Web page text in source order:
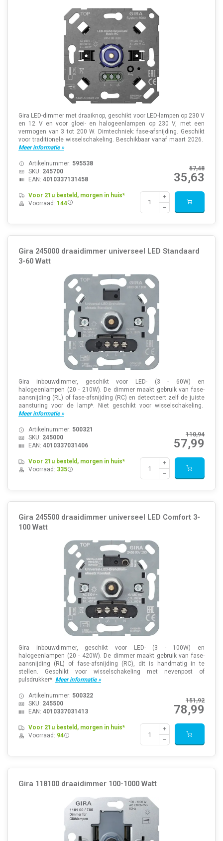
Gira LED-dimmer met draaiknop, geschikt voor LED-lampen op 230 V
en 12 V en voor gloei- en halogeenlampen op 230 V, met een
vermogen van 3 tot 200 W. Dimtechniek: fase-afsnijding. Geschikt
voor traditionele wisselschakeling. Beschikbaar vanaf maart 2026.
Meer informatie »
57,48
35,63
Artikelnummer: 595538
SKU: 245700
EAN: 4010337131458
Voor 21u besteld, morgen in huis*
Voorraad: 144
Gira 245000 draaidimmer universeel LED Standaard
3-60 Watt
Gira inbouwdimmer, geschikt voor LED- (3 - 60W) en
halogeenlampen (20 - 210W). De dimmer maakt gebruik van fase-
aansnijding (RL) of fase-afsnijding (RC) en detecteert zelf de juiste
aansturing voor de lamp*. Niet geschikt voor wisselschakeling.
Meer informatie »
110,94
57,99
Artikelnummer: 500321
SKU: 245000
EAN: 4010337031406
Voor 21u besteld, morgen in huis*
Voorraad: 335
Gira 245500 draaidimmer universeel LED Comfort 3-
100 Watt
Gira inbouwdimmer, geschikt voor LED- (3 - 100W) en
halogeenlampen (20 - 420W). De dimmer maakt gebruik van fase-
aansnijding (RL) of fase-afsnijding (RC), dit is handmatig in te
stellen. Geschikt voor wisselschakeling met nevenpost of
pulsdrukker*. Meer informatie »
151,92
78,99
Artikelnummer: 500322
SKU: 245500
EAN: 4010337031413
Voor 21u besteld, morgen in huis*
Voorraad: 94
Gira 118100 draaidimmer 100-1000 Watt